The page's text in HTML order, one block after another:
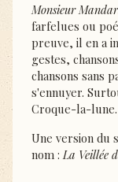
Monsieur
farfelues ou
preuve, il en a
gestes,
chansons sans
s'ennuyer.
Croque-la-lune.
Une version du
nom : La Veillée